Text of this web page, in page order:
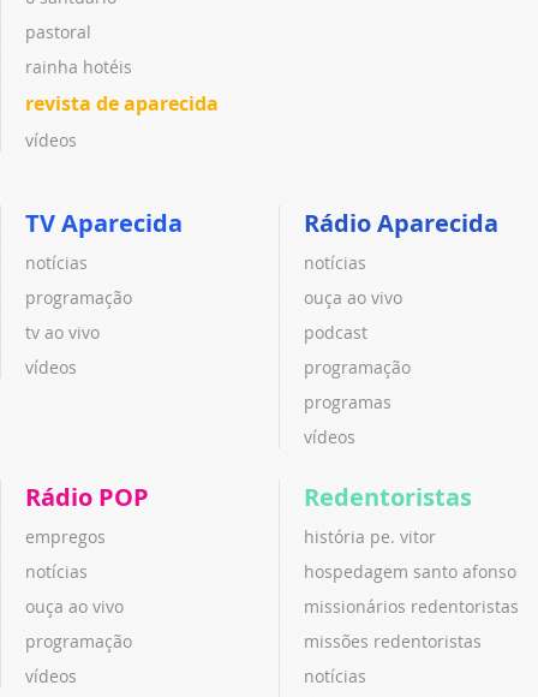
pastoral
rainha hotéis
revista de aparecida
vídeos
TV Aparecida
notícias
programação
tv ao vivo
vídeos
Rádio Aparecida
notícias
ouça ao vivo
podcast
programação
programas
vídeos
Rádio POP
empregos
notícias
ouça ao vivo
programação
vídeos
Redentoristas
história pe. vitor
hospedagem santo afonso
missionários redentoristas
missões redentoristas
notícias